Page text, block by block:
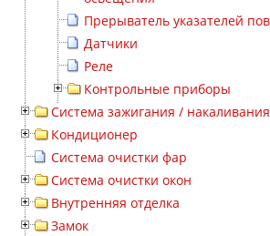
Прерыватель указателей
Датчики
Реле
Контрольные приборы
Система зажигания / накаливания
Кондиционер
Система очистки фар
Система очистки окон
Внутренняя отделка
Замок